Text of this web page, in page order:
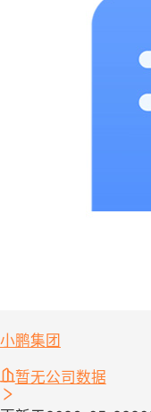
小鹏集团
暂无公司数据